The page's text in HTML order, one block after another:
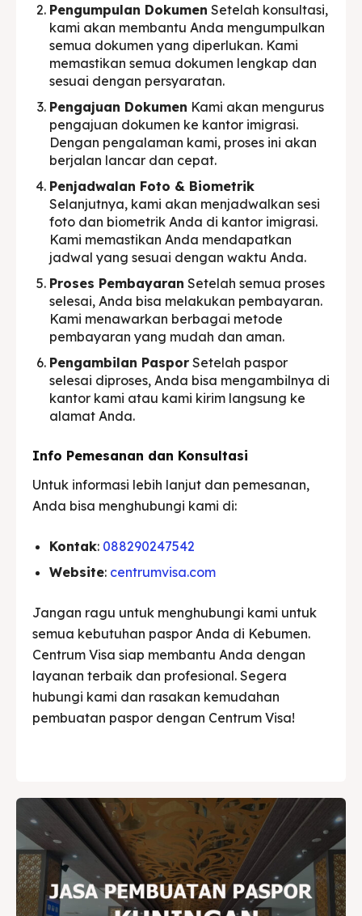
Pengumpulan Dokumen Setelah konsultasi,
kami akan membantu Anda mengumpulkan
semua dokumen yang diperlukan. Kami
memastikan semua dokumen lengkap dan
sesuai dengan persyaratan.
Pengajuan Dokumen Kami akan mengurus
pengajuan dokumen ke kantor imigrasi.
Dengan pengalaman kami, proses ini akan
berjalan lancar dan cepat.
Penjadwalan Foto & Biometrik
Selanjutnya, kami akan menjadwalkan sesi
foto dan biometrik Anda di kantor imigrasi.
Kami memastikan Anda mendapatkan
jadwal yang sesuai dengan waktu Anda.
Proses Pembayaran Setelah semua proses
selesai, Anda bisa melakukan pembayaran.
Kami menawarkan berbagai metode
pembayaran yang mudah dan aman.
Pengambilan Paspor Setelah paspor
selesai diproses, Anda bisa mengambilnya di
kantor kami atau kami kirim langsung ke
alamat Anda.
Info Pemesanan dan Konsultasi
Untuk informasi lebih lanjut dan pemesanan,
Anda bisa menghubungi kami di:
Kontak: 088290247542
Website: centrumvisa.com
Jangan ragu untuk menghubungi kami untuk
semua kebutuhan paspor Anda di Kebumen.
Centrum Visa siap membantu Anda dengan
layanan terbaik dan profesional. Segera
hubungi kami dan rasakan kemudahan
pembuatan paspor dengan Centrum Visa!